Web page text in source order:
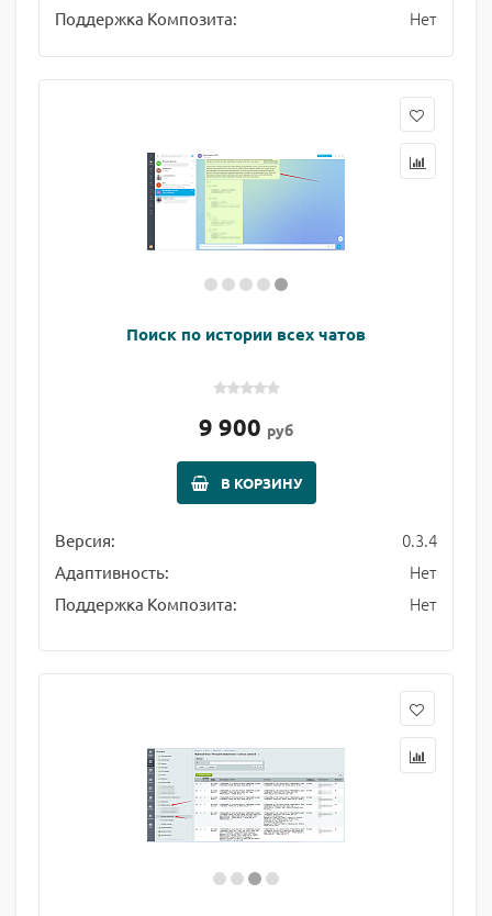
Поддержка Композита: Нет
Поиск по истории всех чатов
9 900 руб
В КОРЗИНУ
Версия: 0.3.4
Адаптивность: Нет
Поддержка Композита: Нет